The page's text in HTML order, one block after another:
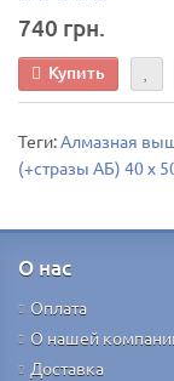
740 грн.
Купить
Теги:Алмазная
(+стразы АБ) 40 х
О нас
Оплата
О нашей
Доставка